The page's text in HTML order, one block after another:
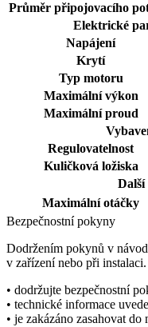
Průměr připojovacího
Elektrické
Napájení
Krytí
Typ motoru
Maximální výkon
Maximální proud
Regulovatelnost
Kuličková ložiska
Další
Maximální otáčky
Bezpečnostní pokyny
Dodržením pokynů v
v zařízení nebo při
• dodržujte bezpečnostní
• technické informace
• je zakázáno zasahovat